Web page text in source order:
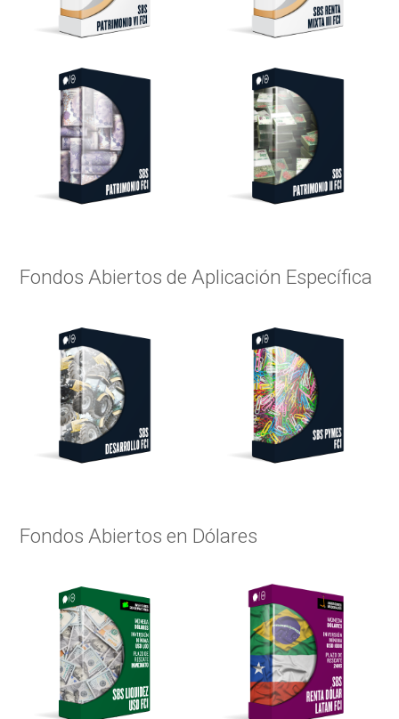
Fondos Abiertos de Aplicación Específica
Fondos Abiertos en Dólares